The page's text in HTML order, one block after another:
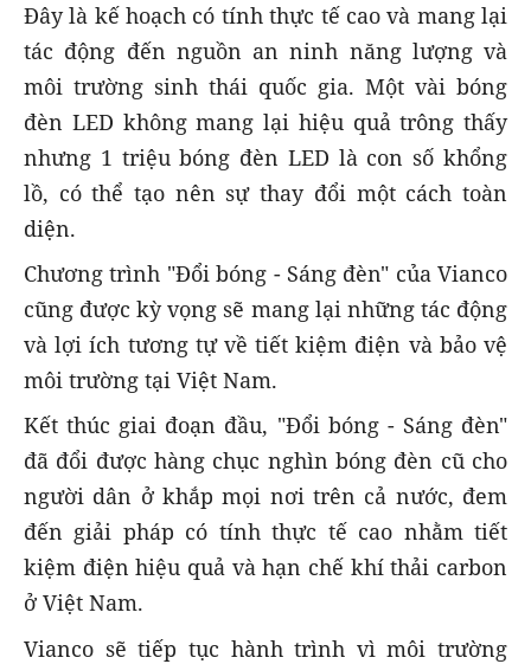
Đây là kế hoạch có tính thực tế cao và mang lại
tác động đến nguồn an ninh năng lượng và
môi trường sinh thái quốc gia. Một vài bóng
đèn LED không mang lại hiệu quả trông thấy
nhưng 1 triệu bóng đèn LED là con số khổng
lồ, có thể tạo nên sự thay đổi một cách toàn
diện.
Chương trình "Đổi bóng - Sáng đèn" của Vianco
cũng được kỳ vọng sẽ mang lại những tác động
và lợi ích tương tự về tiết kiệm điện và bảo vệ
môi trường tại Việt Nam.
Kết thúc giai đoạn đầu, "Đổi bóng - Sáng đèn"
đã đổi được hàng chục nghìn bóng đèn cũ cho
người dân ở khắp mọi nơi trên cả nước, đem
đến giải pháp có tính thực tế cao nhằm tiết
kiệm điện hiệu quả và hạn chế khí thải carbon
ở Việt Nam.
Vianco sẽ tiếp tục hành trình vì môi trường